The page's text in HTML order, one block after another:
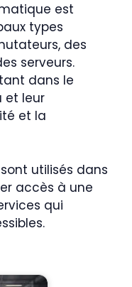
est
types
des
serveurs.
dans le
et leur
et la
utilisés dans
accès à une
qui